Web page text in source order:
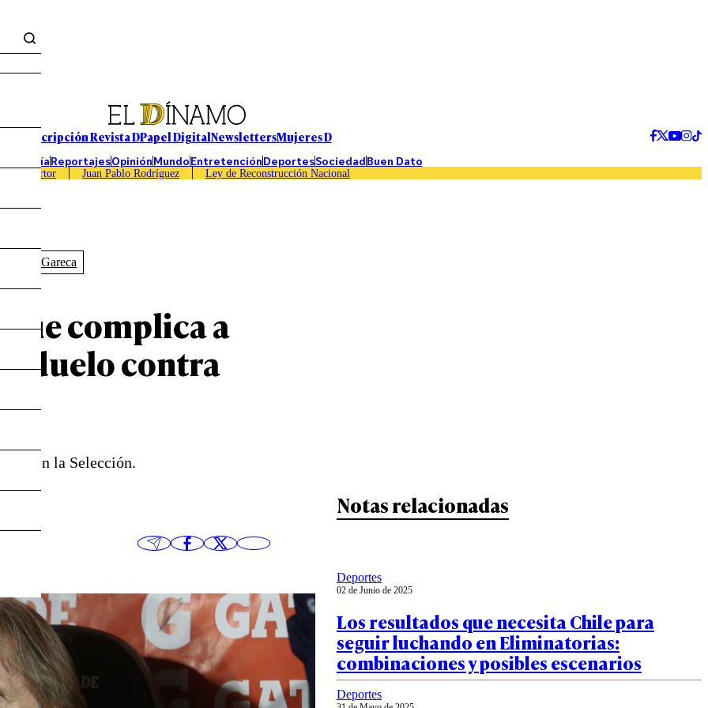
Suscripción Revista DPapel DigitalNewslettersMujeres D
EconomíaReportajesOpiniónMundoEntretenciónDeportesSociedadBuen Dato
Caso Sartor Juan Pablo Rodríguez Ley de Reconstrucción Nacional
Gareca
que complica a
duelo contra
en la Selección.
Notas relacionadas
Deportes
02 de Junio de 2025
Los resultados que necesita Chile para
seguir luchando en Eliminatorias:
combinaciones y posibles escenarios
Deportes